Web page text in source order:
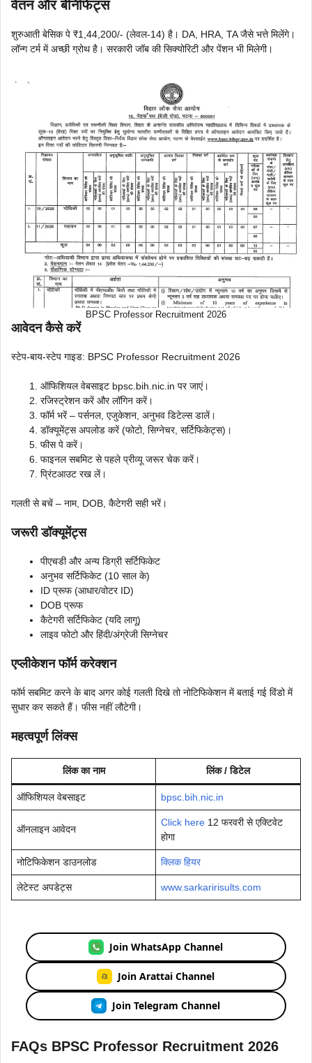
वेतन और बेनिफिट्स
शुरुआती बेसिक पे ₹1,44,200/- (लेवल-14) है। DA, HRA, TA जैसे भत्ते मिलेंगे।
लॉन्ग टर्म में अच्छी ग्रोथ है। सरकारी जॉब की सिक्योरिटी और पेंशन भी मिलेगी।
BPSC Professor Recruitment 2026
आवेदन कैसे करें
स्टेप-बाय-स्टेप गाइड: BPSC Professor Recruitment 2026
ऑफिशियल वेबसाइट bpsc.bih.nic.in पर जाएं।
रजिस्ट्रेशन करें और लॉगिन करें।
फॉर्म भरें – पर्सनल, एजुकेशन, अनुभव डिटेल्स डालें।
डॉक्यूमेंट्स अपलोड करें (फोटो, सिग्नेचर, सर्टिफिकेट्स)।
फीस पे करें।
फाइनल सबमिट से पहले प्रीव्यू जरूर चेक करें।
प्रिंटआउट रख लें।
गलती से बचें – नाम, DOB, कैटेगरी सही भरें।
जरूरी डॉक्यूमेंट्स
पीएचडी और अन्य डिग्री सर्टिफिकेट
अनुभव सर्टिफिकेट (10 साल के)
ID प्रूफ (आधार/वोटर ID)
DOB प्रूफ
कैटेगरी सर्टिफिकेट (यदि लागू)
लाइव फोटो और हिंदी/अंग्रेजी सिग्नेचर
एप्लीकेशन फॉर्म करेक्शन
फॉर्म सबमिट करने के बाद अगर कोई गलती दिखे तो नोटिफिकेशन में बताई गई विंडो में
सुधार कर सकते हैं। फीस नहीं लौटेगी।
महत्वपूर्ण लिंक्स
लिंक का नाम लिंक / डिटेल
ऑफिशियल वेबसाइट bpsc.bih.nic.in
ऑनलाइन आवेदन
Click here 12 फरवरी से एक्टिवेट
होगा
नोटिफिकेशन डाउनलोड क्लिक हियर
लेटेस्ट अपडेट्स www.sarkaririsults.com
Join WhatsApp Channel
Join Arattai Channel
Join Telegram Channel
FAQs BPSC Professor Recruitment 2026